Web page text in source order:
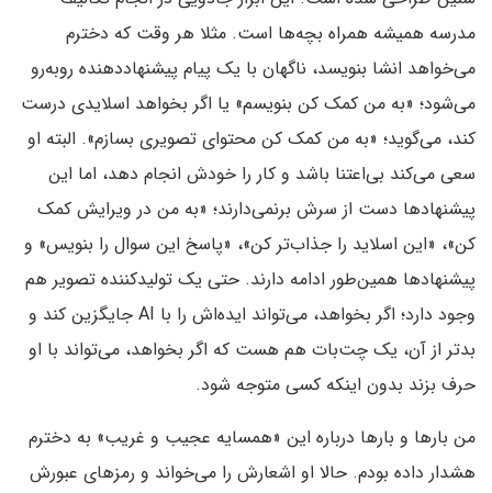
مدرسه همیشه همراه بچه‌ها است. مثلا هر وقت که دخترم
می‌خواهد انشا بنویسد، ناگهان با یک پیام پیشنهاددهنده روبه‌رو
می‌شود؛ «به من کمک کن بنویسم» یا اگر بخواهد اسلایدی درست
کند، می‌گوید؛ «به من کمک کن محتوای تصویری بسازم». البته او
سعی می‌کند بی‌اعتنا باشد و کار را خودش انجام دهد، اما این
پیشنهادها دست از سرش برنمی‌دارند؛ «به من در ویرایش کمک
کن»، «این اسلاید را جذاب‌تر کن»، «پاسخ این سوال را بنویس» و
پیشنهادها همین‌طور ادامه دارند. حتی یک تولیدکننده تصویر هم
وجود دارد؛ اگر بخواهد، می‌تواند ایده‌اش را با AI جایگزین کند و
بدتر از آن، یک چت‌بات هم هست که اگر بخواهد، می‌تواند با او
حرف بزند بدون اینکه کسی متوجه شود.
من بارها و بارها درباره این «همسایه عجیب و غریب» به دخترم
هشدار داده بودم. حالا او اشعارش را می‌خواند و رمزهای عبورش